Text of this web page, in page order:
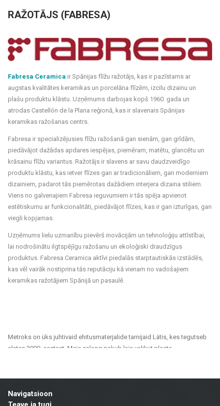
RAŽOTĀJS (FABRESA)
Fabresa Ceramica ir Spānijas flīžu ražotājs, kas ir pazīstams ar
augstas kvalitātes keramikas un porcelāna flīzēm, izcilu dizainu un
plašu produktu klāstu. Uzņēmums darbojas kopš 1960. gada un
atrodas Castellón de la Plana reģionā, kas ir slavenais Spānijas
keramikas ražošanas centrs.
Fabresa ir specializējusies flīžu ražošanā gan sienām, gan grīdām,
piedāvājot dažādas apdares iespējas, piemēram, matētu, glancētu un
krāsainu flīžu variantus. Ražotājs ir slavens ar savu daudzveidīgo
produktu klāstu, kas ietver flīzes gan ar tradicionāliem, gan moderniem
dizainiem, padarot tās piemērotas dažādiem interjera dizaina stiliem.
Viens no galvenajiem Fabresa ieguvumiem ir tās spēja apvienot
estētiskumu ar funkcionalitāti, piedāvājot flīzes, kas ir gan izturīgas, gan
viegli kopjamas.
Uzņēmums lielu uzmanību pievērš inovācijām un tehnoloģiju attīstībai,
lai nodrošinātu ilgtspējīgu ražošanu un ekoloģiski draudzīgus
produktus. Fabresa Ceramica aktīvi piedalās starptautiskās izstādēs,
kas vēl vairāk nostiprina tās reputāciju kā vienam no vadošajiem
keramikas ražotājiem Spānijā un pasaulē.
Metroks on üks juhtivaid ehitusmaterjalide tarnijaid Lätis, kes tegutseb
alates 2000. aastast. Meie salong pakub laia valikut plaate,
avalike hoonete ja muude ruumide viimistlemiseks.
Navigatsioon